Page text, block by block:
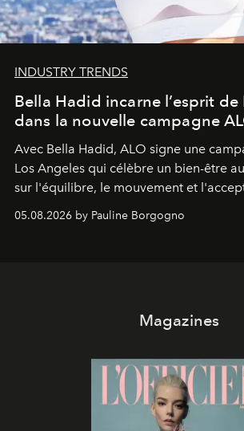
INDUSTRY TRENDS
Bella Hadid incarne l’esprit de
dans la nouvelle campagne
Avec Bella Hadid, ALO signe une
Los Angeles qui célèbre un bien-être
sur l'équilibre, le mouvement et
05.08.2026 by Pauline Borgogno
Magazines